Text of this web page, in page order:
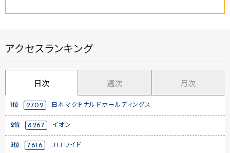
アクセスランキング
日次 週次 月次
1位 2702 日本マクドナルドホールディングス
2位 8267 イオン
3位 7616 コロワイド